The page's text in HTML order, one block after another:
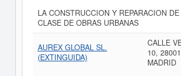
LA CONSTRUCCION Y REPARACION DE
CLASE DE OBRAS URBANAS
AUREX GLOBAL SL.
(EXTINGUIDA)
CALLE
10,
MADRID